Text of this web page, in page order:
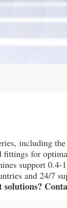
including
fittings for
support
and 24/7